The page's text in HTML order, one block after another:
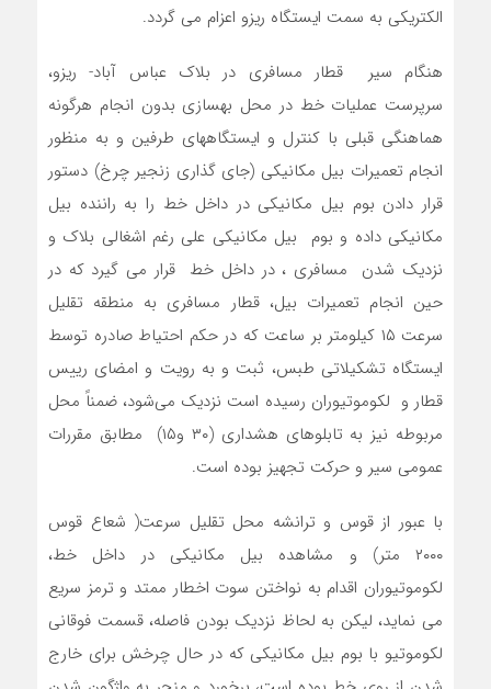
الکتریکی به سمت ایستگاه ریزو اعزام می گردد.
هنگام سیر قطار مسافری در بلاک عباس آباد- ریزو،
سرپرست عملیات خط در محل بهسازی بدون انجام هرگونه
هماهنگی قبلی با کنترل و ایستگاه­های طرفین و به منظور
انجام تعمیرات بیل مکانیکی (جای گذاری زنجیر چرخ) دستور
قرار دادن بوم بیل مکانیکی در داخل خط را به راننده بیل
مکانیکی داده و بوم بیل مکانیکی علی رغم اشغالی بلاک و
نزدیک شدن مسافری ، در داخل خط قرار می گیرد که در
حین انجام تعمیرات بیل، قطار مسافری به منطقه تقلیل
سرعت ۱۵ کیلومتر بر ساعت که در حکم احتیاط صادره توسط
ایستگاه تشکیلاتی طبس، ثبت و به رویت و امضای رییس
قطار و لکوموتیوران رسیده است نزدیک می‌شود، ضمناً محل
مربوطه نیز به تابلوهای هشداری (۳۰ و۱۵) مطابق مقررات
عمومی سیر و حرکت تجهیز بوده است.
با عبور از قوس و ترانشه محل تقلیل سرعت( شعاع قوس
۲۰۰۰ متر) و مشاهده بیل مکانیکی در داخل خط،
لکوموتیوران اقدام به نواختن سوت اخطار ممتد و ترمز سریع
می نماید، لیکن به لحاظ نزدیک بودن فاصله، قسمت فوقانی
لکوموتیو با بوم بیل مکانیکی که در حال چرخش برای خارج